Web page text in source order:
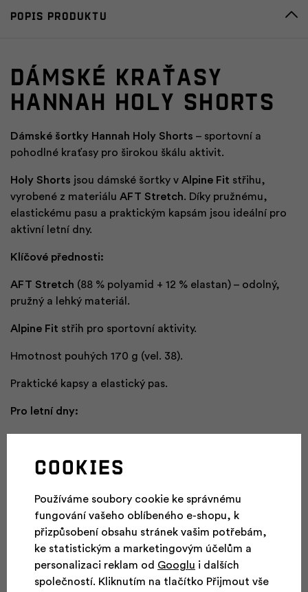
Popis produktu
Dámské kraťasy
HANNAH HOLY SHORTS
Dámské šortky Hannah Holy Shorts – sportovní a
pohodlné kraťasy pro širokou škálu aktivit.
Holy Shorts jsou dámské šortky v Alpine Fit střihu,
vyrobené z materiálu AFT Stretch. Díky pružnému,
elastickému pasu a praktickým kapsám jsou ideální pro
aktivní letní dny.
Klíčové přednosti:
AFT Stretch (88 % polyamid + 12 % elastan) – odolný,
pružný a lehký materiál.
Alpine Fit střih pro sportovní aktivity.
Hmotnost pouhých 170 g (vel. 38).
Praktické kapsy a elastický pas.
Pro letní dny:
funkčnost a lehkost, která je ideální pro teplé letní dny.
Materiál AFT Stretch
Pohodlný sportovní střih Alpine Fit
Částečně elastický pas
2 přední kapsy + 2 zadní kapsy
Cookies
Používáme soubory cookie ke správnému
fungování vašeho oblíbeného e-shopu, k
přizpůsobení obsahu stránek vašim potřebám,
ke statistickým a marketingovým účelům a
personalizaci reklam od Googlu i dalších
společností. Kliknutím na tlačítko Přijmout vše